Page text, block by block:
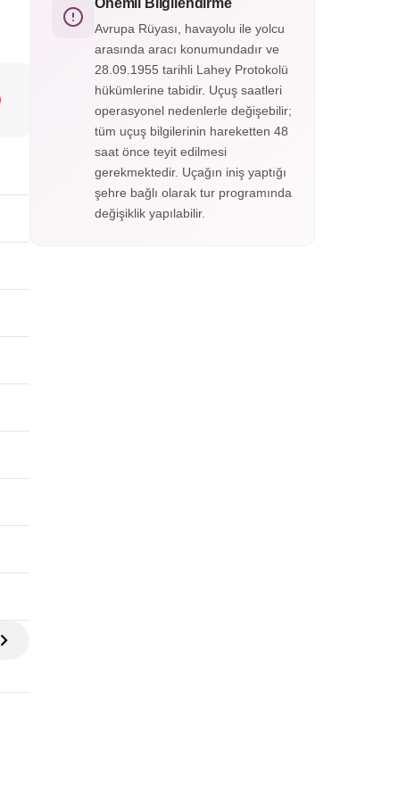
Yerel rehber eşliğinde panoramik noktaları
keşfedin, fotoğraf molalarında ölümsüz
anlar yakalayın. Konforlu ulaşım ve esnek
program ile muhteşem bir deneyim sizi
Önemli Bilgilendirme
Avrupa Rüyası, havayolu ile yolcu
arasında aracı konumundadır ve
28.09.1955 tarihli Lahey Protokolü
hükümlerine tabidir. Uçuş saatleri
operasyonel nedenlerle değişebilir;
tüm uçuş bilgilerinin hareketten 48
saat önce teyit edilmesi
gerekmektedir. Uçağın iniş yaptığı
şehre bağlı olarak tur programında
değişiklik yapılabilir.